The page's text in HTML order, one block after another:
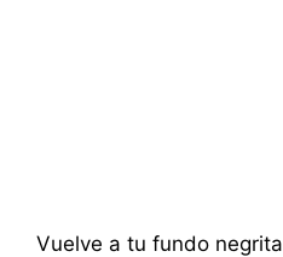
Vuelve a tu fundo negrita